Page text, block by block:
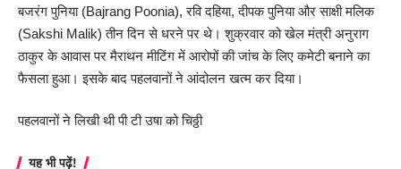
बजरंग पुनिया (Bajrang Poonia), रवि दहिया, दीपक पुनिया और साक्षी मलिक
(Sakshi Malik) तीन दिन से धरने पर थे। शुक्रवार को खेल मंत्री अनुराग
ठाकुर के आवास पर मैराथन मीटिंग में आरोपों की जांच के लिए कमेटी बनाने का
फैसला हुआ। इसके बाद पहलवानों ने आंदोलन खत्म कर दिया।
पहलवानों ने लिखी थी पी टी उषा को चिठ्ठी
यह भी पढ़ें!